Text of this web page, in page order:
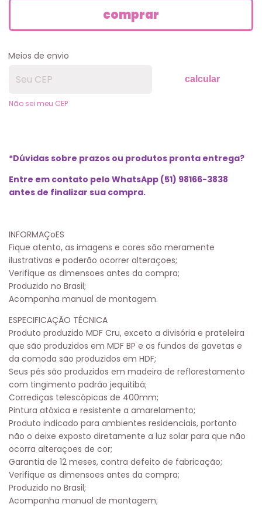
Meios de envio
calcular
Não sei meu CEP
*Dúvidas sobre prazos ou produtos pronta entrega?
Entre em contato pelo WhatsApp (51) 98166-3838
antes de finalizar sua compra.
INFORMAÇoES
Fique atento, as imagens e cores são meramente
ilustrativas e poderão ocorrer alteraçoes;
Verifique as dimensoes antes da compra;
Produzido no Brasil;
Acompanha manual de montagem.
ESPECIFICAÇÃO TÉCNICA
Produto produzido MDF Cru, exceto a divisória e prateleira
que são produzidos em MDF BP e os fundos de gavetas e
da comoda são produzidos em HDF;
Seus pés são produzidos em madeira de reflorestamento
com tingimento padrão jequitibá;
Corrediças telescópicas de 400mm;
Pintura atóxica e resistente a amarelamento;
Produto indicado para ambientes residenciais, portanto
não o deixe exposto diretamente a luz solar para que não
ocorra alteraçoes de cor;
Garantia de 12 meses, contra defeito de fabricação;
Verifique as dimensoes antes da compra;
Produzido no Brasil;
Acompanha manual de montagem;